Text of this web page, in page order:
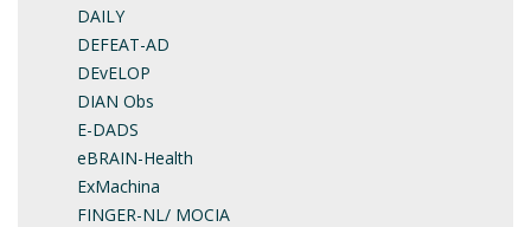
DAILY
DEFEAT-AD
DEvELOP
DIAN Obs
E-DADS
eBRAIN-Health
ExMachina
FINGER-NL/ MOCIA